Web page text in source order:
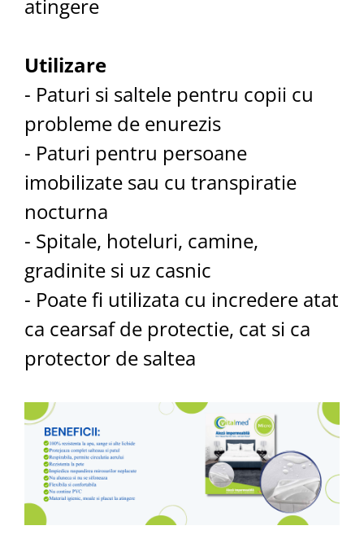
atingere
Utilizare
- Paturi si saltele pentru copii cu
probleme de enurezis
- Paturi pentru persoane
imobilizate sau cu transpiratie
nocturna
- Spitale, hoteluri, camine,
gradinite si uz casnic
- Poate fi utilizata cu incredere atat
ca cearsaf de protectie, cat si ca
protector de saltea